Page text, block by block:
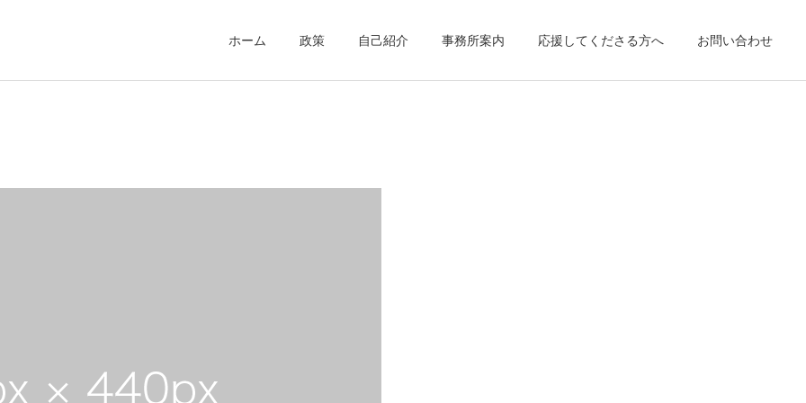
ホーム 政策 自己紹介 事務所案内 応援してくださる方へ お問い合わせ